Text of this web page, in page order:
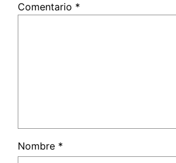
Comentario *
Nombre *